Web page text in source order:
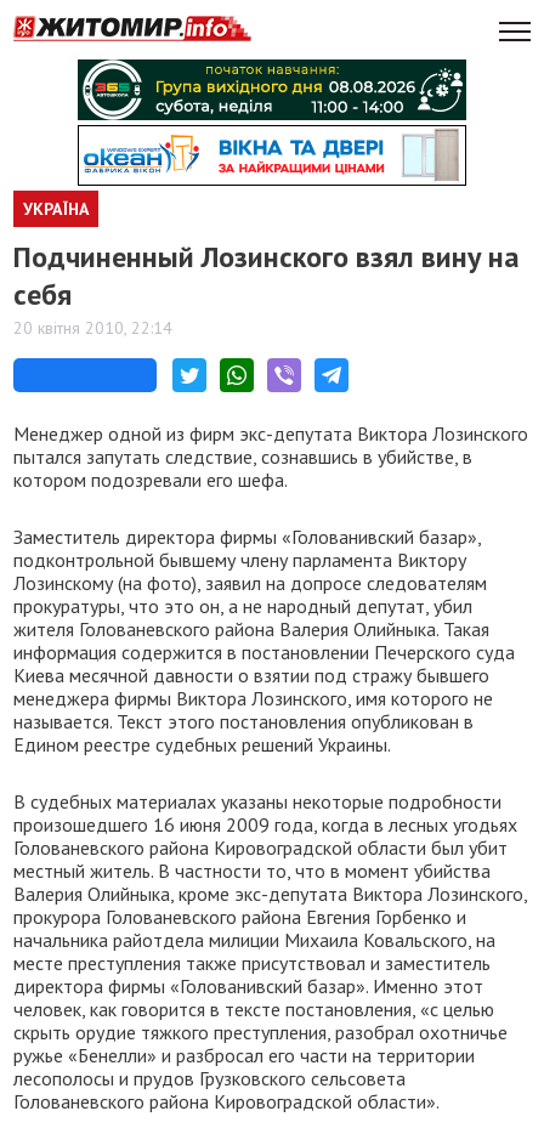
УКРАЇНА
Подчиненный Лозинского взял вину на
себя
20 квітня 2010, 22:14
Менеджер одной из фирм экс-депутата Виктора Лозинского
пытался запутать следствие, сознавшись в убийстве, в
котором подозревали его шефа.
Заместитель директора фирмы «Голованивский базар»,
подконтрольной бывшему члену парламента Виктору
Лозинскому (на фото), заявил на допросе следователям
прокуратуры, что это он, а не народный депутат, убил
жителя Голованевского района Валерия Олийныка. Такая
информация содержится в постановлении Печерского суда
Киева месячной давности о взятии под стражу бывшего
менеджера фирмы Виктора Лозинского, имя которого не
называется. Текст этого постановления опубликован в
Едином реестре судебных решений Украины.
В судебных материалах указаны некоторые подробности
произошедшего 16 июня 2009 года, когда в лесных угодьях
Голованевского района Кировоградской области был убит
местный житель. В частности то, что в момент убийства
Валерия Олийныка, кроме экс-депутата Виктора Лозинского,
прокурора Голованевского района Евгения Горбенко и
начальника райотдела милиции Михаила Ковальского, на
месте преступления также присутствовал и заместитель
директора фирмы «Голованивский базар». Именно этот
человек, как говорится в тексте постановления, «с целью
скрыть орудие тяжкого преступления, разобрал охотничье
ружье «Бенелли» и разбросал его части на территории
лесополосы и прудов Грузковского сельсовета
Голованевского района Кировоградской области».